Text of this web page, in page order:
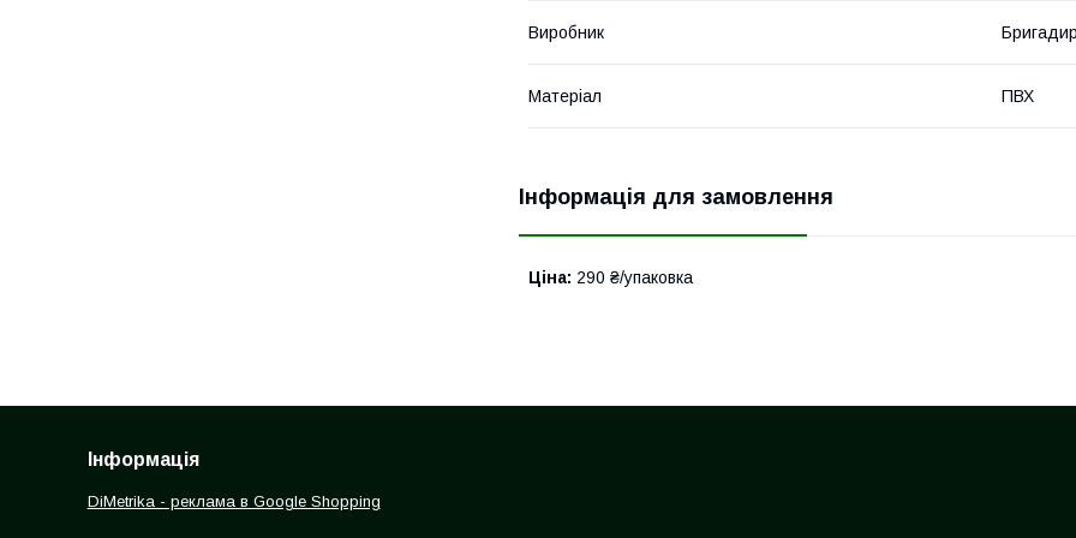
Виробник
Матеріал ПВХ
Інформація для замовлення
Ціна: 290 ₴/упаковка
Інформація
DiMetrika - реклама в Google Shopping